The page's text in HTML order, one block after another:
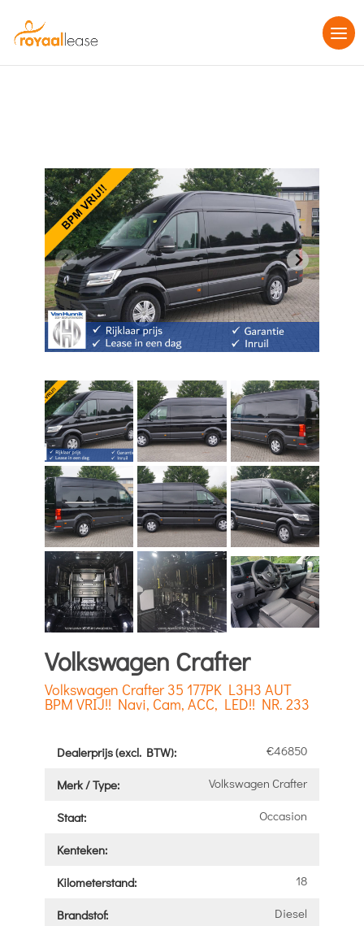
Volkswagen Crafter
Volkswagen Crafter 35 177PK L3H3 AUT
BPM VRIJ!! Navi, Cam, ACC, LED!! NR. 233
Dealerprijs (excl. BTW): €46850
Merk / Type: Volkswagen Crafter
Staat: Occasion
Kenteken:
Kilometerstand:
18
Brandstof: Diesel